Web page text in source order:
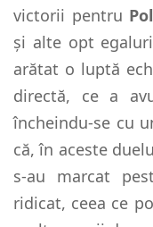
victorii pentru
și alte opt
arătat o luptă
directă, ce a
încheindu-se cu
că, în aceste
s-au marcat
ridicat, ceea ce